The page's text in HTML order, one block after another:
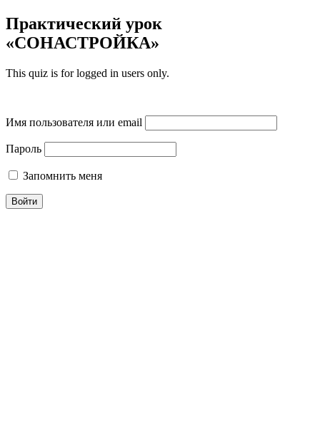
Практический урок
«СОНАСТРОЙКА»
This quiz is for logged in users only.
Имя пользователя или email
Пароль
Запомнить меня